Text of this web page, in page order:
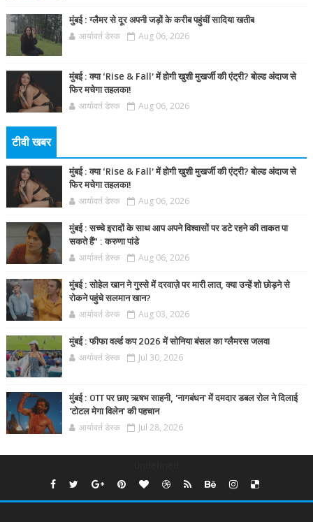
मुंबई : ग्लैमर से दूर अपनी जड़ों के करीब पहुंचीं सादिया खतीब
आर्यावर्त डेस्क Aug 06, 2026
मुंबई : क्या ‘Rise & Fall’ में होगी खुशी मुखर्जी की एंट्री? बोल्ड अंदाज से
फिर मचेगा तहलका!
आर्यावर्त डेस्क Aug 06, 2026
टीवी खबर
मुंबई : क्या ‘Rise & Fall’ में होगी खुशी मुखर्जी की एंट्री? बोल्ड अंदाज से
फिर मचेगा तहलका!
आर्यावर्त डेस्क Aug 06, 2026
मुंबई : सच्चे इरादों के साथ आप अपने विश्वासों पर डटे रहने की ताकत पा
सकते हैं” : करुणा पांडे
आर्यावर्त डेस्क Aug 06, 2026
मुंबई : सोहेल खान ने गुस्से में दरवाज़े पर मारी लात, क्या उन्हें शो छोड़ने से
रोकने पहुंचे सलमान खान?
आर्यावर्त डेस्क Aug 03, 2026
मुंबई : फीफा वर्ल्ड कप 2026 में सोनिया बंसल का ग्लैमरस जलवा
आर्यावर्त डेस्क Jul 30, 2026
मुंबई : OTT पर छाए ऋषभ साहनी, 'नागबंधन' में दमदार डबल रोल ने दिलाई
'टोटल मेगा विलेन' की पहचान
आर्यावर्त डेस्क Jul 28, 2026